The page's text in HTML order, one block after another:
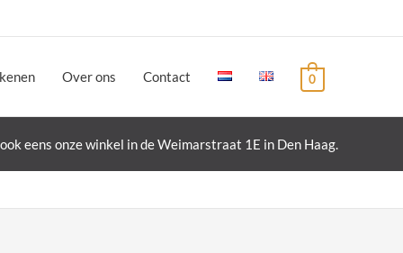
Over ons Contact 0
eens onze winkel in de Weimarstraat 1E in Den Haag.